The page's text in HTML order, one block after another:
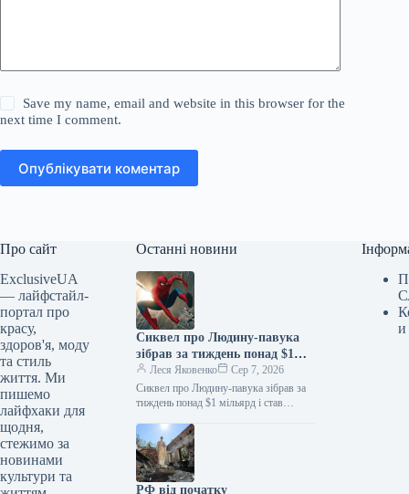
Save my name, email and website in this browser for the
next time I comment.
Опублікувати коментар
Про сайт
ExclusiveUA
— лайфстайл-
портал про
красу,
здоров'я, моду
та стиль
життя. Ми
пишемо
лайфхаки для
щодня,
стежимо за
новинами
культури та
Останні новини
Сиквел про Людину-павука
зібрав за тиждень понад $1
мільярд і став найкасовішим
фільмом року
Леся Яковенко
Сер 7, 2026
Сиквел про Людину-павука зібрав за
тиждень понад $1 мільярд і став
06.08.2026 10:28 Укрінформ Стрічка
«Людина-павук: Абсолютно…
РФ від початку
и